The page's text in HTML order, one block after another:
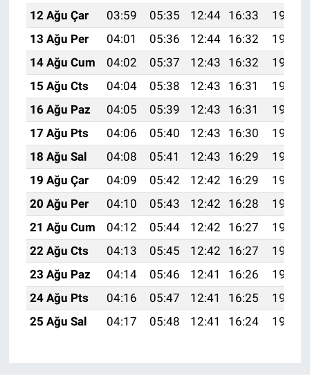
12 Ağu Çar
03:59 05:35 12:44 16:33
19:42
13 Ağu Per
04:01 05:36 12:44 16:32
19:41
14 Ağu Cum
04:02 05:37 12:43 16:32
19:40
15 Ağu Cts
04:04 05:38 12:43 16:31
19:38
16 Ağu Paz
04:05 05:39 12:43 16:31
19:37
17 Ağu Pts
04:06 05:40 12:43 16:30
19:36
18 Ağu Sal
04:08 05:41 12:43 16:29
19:34
19 Ağu Çar
04:09 05:42 12:42 16:29
19:33
20 Ağu Per
04:10 05:43 12:42 16:28
19:31
21 Ağu Cum
04:12 05:44 12:42 16:27
19:30
22 Ağu Cts
04:13 05:45 12:42 16:27
19:29
23 Ağu Paz
04:14 05:46 12:41 16:26
19:27
24 Ağu Pts
04:16 05:47 12:41 16:25
19:26
25 Ağu Sal
04:17 05:48 12:41 16:24 19:24